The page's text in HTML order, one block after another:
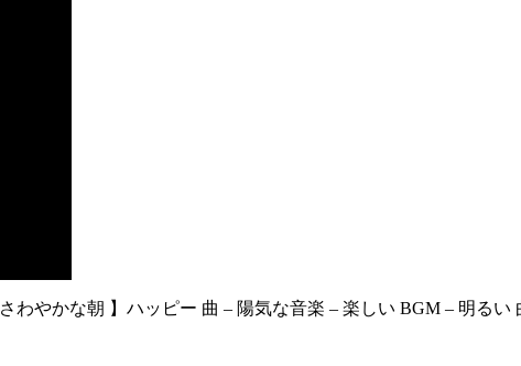
わやかな朝 】ハッピー 曲 – 陽気な音楽 – 楽しい BGM – 明るい